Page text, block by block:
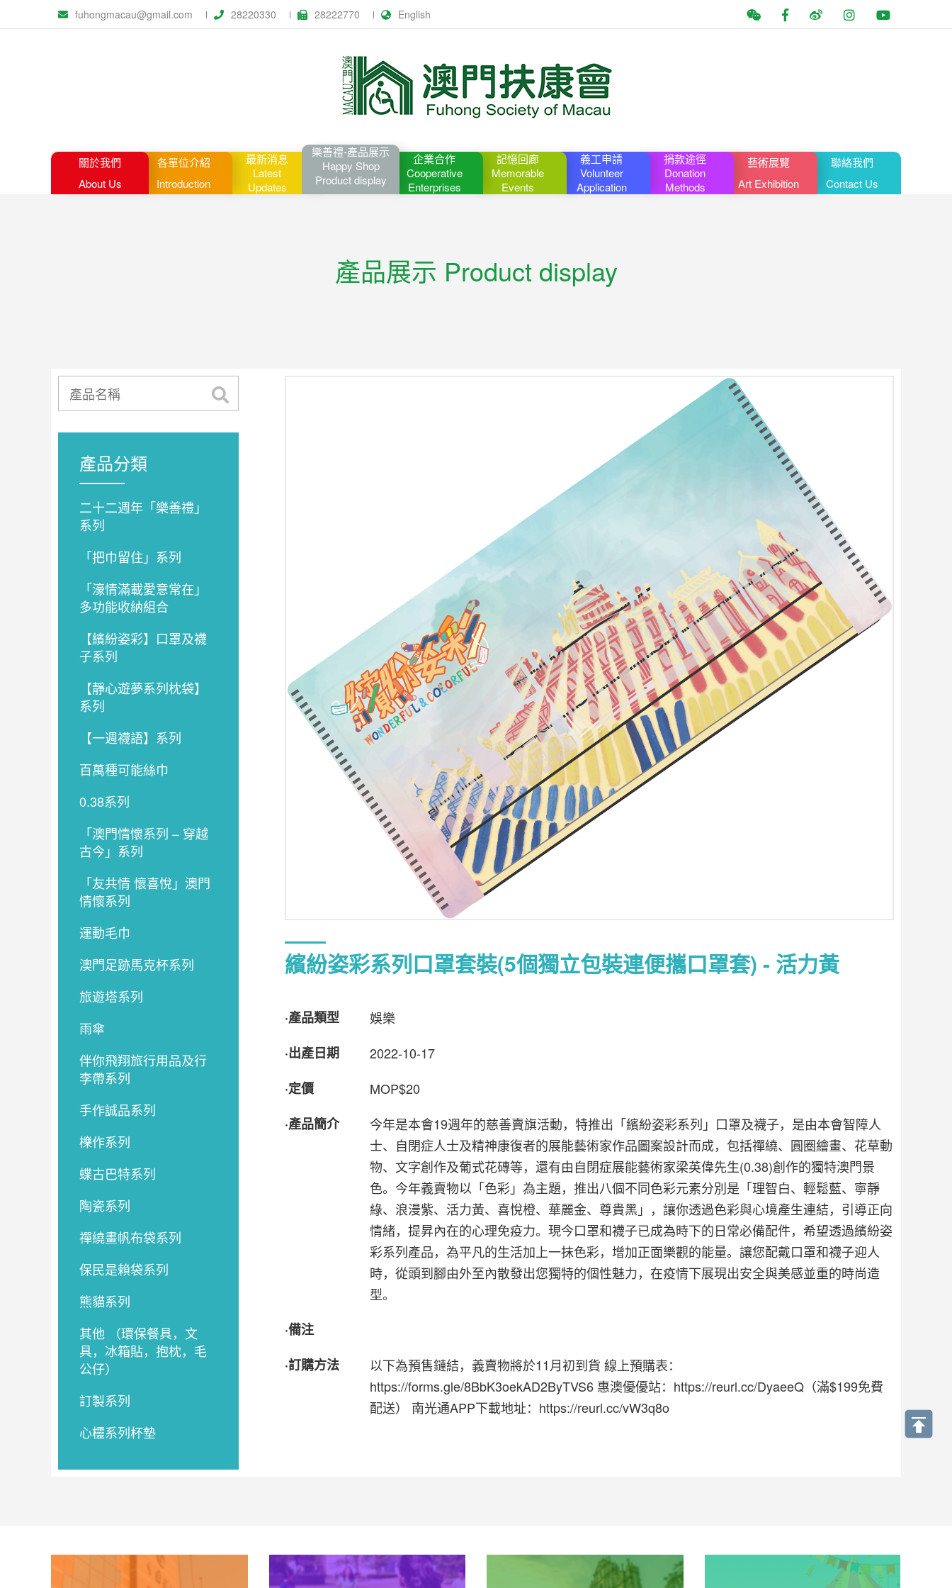
fuhongmacau@gmail.com 28220330 28222770 English
關於我們
About Us
各單位介紹
Introduction
最新消息
Latest
Updates
樂善禮-產品展示
Happy Shop
Product display
企業合作
Cooperative
Enterprises
記憶回廊
Memorable
Events
義工申請
Volunteer
Application
捐款途徑
Donation
Methods
藝術展覽
Art Exhibition
聯絡我們
Contact Us
產品展示 Product display
產品分類
二十二週年「樂善禮」
系列
「把巾留住」系列
「濠情滿載愛意常在」
多功能收納組合
【繽紛姿彩】口罩及襪
子系列
【靜心遊夢系列枕袋】
系列
【一週襪語】系列
百萬種可能絲巾
0.38系列
「澳門情懷系列 – 穿越
古今」系列
「友共情 懷喜悅」澳門
情懷系列
運動毛巾
澳門足跡馬克杯系列
旅遊塔系列
雨傘
伴你飛翔旅行用品及行
李帶系列
手作誠品系列
櫟作系列
蝶古巴特系列
陶瓷系列
禪繞畫帆布袋系列
保民是賴袋系列
熊貓系列
其他 （環保餐具，文
具，冰箱貼，抱枕，毛
公仔）
訂製系列
心欞系列杯墊
繽紛姿彩系列口罩套裝(5個獨立包裝連便攜口罩套) - 活力黃
·產品類型
娛樂
·出產日期
2022-10-17
·定價
MOP$20
·產品簡介
今年是本會19週年的慈善賣旗活動，特推出「繽紛姿彩系列」口罩及襪子，是由本會智障人
士、自閉症人士及精神康復者的展能藝術家作品圖案設計而成，包括禪繞、圓圈繪畫、花草動
物、文字創作及葡式花磚等，還有由自閉症展能藝術家梁英偉先生(0.38)創作的獨特澳門景
色。今年義賣物以「色彩」為主題，推出八個不同色彩元素分別是「理智白、輕鬆藍、寧靜
綠、浪漫紫、活力黃、喜悅橙、華麗金、尊貴黑」，讓你透過色彩與心境產生連結，引導正向
情緒，提昇內在的心理免疫力。現今口罩和襪子已成為時下的日常必備配件，希望透過繽紛姿
彩系列產品，為平凡的生活加上一抹色彩，增加正面樂觀的能量。讓您配戴口罩和襪子迎人
時，從頭到腳由外至內散發出您獨特的個性魅力，在疫情下展現出安全與美感並重的時尚造
型。
·備注
·訂購方法
以下為預售鏈結，義賣物將於11月初到貨 線上預購表：
https://forms.gle/8BbK3oekAD2ByTVS6 惠澳優優站：https://reurl.cc/DyaeeQ（滿$199免費
配送） 南光通APP下載地址：https://reurl.cc/vW3q8o